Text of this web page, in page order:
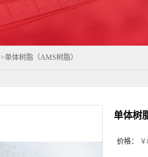
>单体树脂（AMS树脂）
单体树
价格：